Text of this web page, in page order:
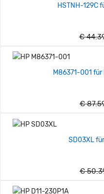
HSTNH-129C
€
M86371-001 für
€
SD03XL
€